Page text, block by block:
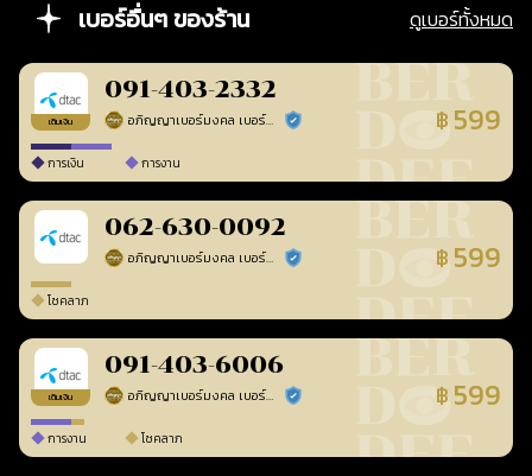
เบอร์อื่นๆ ของร้าน ดูเบอร์ทั้งหมด
เติมเงิน
091-403-2332
อภิญญาเบอร์มงคล เบอร์สวยเลขศาสตร์ ร้านยืนยันแล้ว ฿ 599
การเงิน การงาน
062-630-0092
อภิญญาเบอร์มงคล เบอร์สวยเลขศาสตร์ ร้านยืนยันแล้ว ฿ 599
โชคลาภ
เติมเงิน
091-403-6006
อภิญญาเบอร์มงคล เบอร์สวยเลขศาสตร์ ร้านยืนยันแล้ว ฿ 599
การงาน โชคลาภ